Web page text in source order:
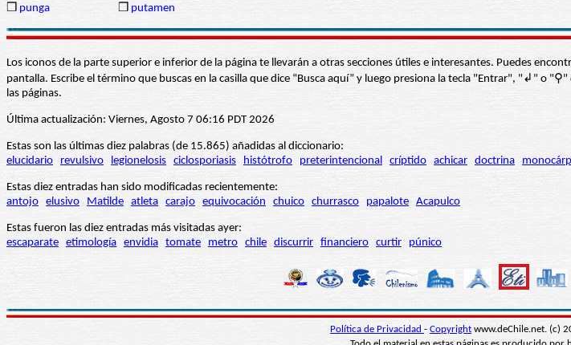
❒ punga ❒ putamen
Los iconos de la parte superior e inferior de la página te llevarán a otras secciones útiles e interesantes. Puedes
pantalla. Escribe el término que buscas en la casilla que dice “Busca aquí” y luego presiona la tecla "Entrar", "↲" o
las páginas.
Última actualización: Viernes, Agosto 7 06:16 PDT 2026
Estas son las últimas diez palabras (de 15.865) añadidas al diccionario:
elucidario
revulsivo legionelosis ciclosporiasis histótrofo preterintencional críptido achicar doctrina
Estas diez entradas han sido modificadas recientemente:
antojo elusivo Matilde atleta carajo equivocación chuico churrasco papalote Acapulco
Estas fueron las diez entradas más visitadas ayer:
escaparate etimología envidia tomate metro chile discurrir financiero curtir púnico
Política de Privacidad - Copyright www.deChile.net. (c)